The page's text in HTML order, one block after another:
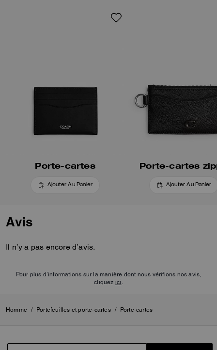
Porte-cartes
Ajouter Au Panier
Porte-cartes
Ajouter Au Panier
Avis
Il n’y a pas encore d’avis.
Pour plus d’informations sur la manière dont nous vérifions nos avis,
cliquez ici
Homme / Portefeuilles et porte-cartes / Porte-cartes